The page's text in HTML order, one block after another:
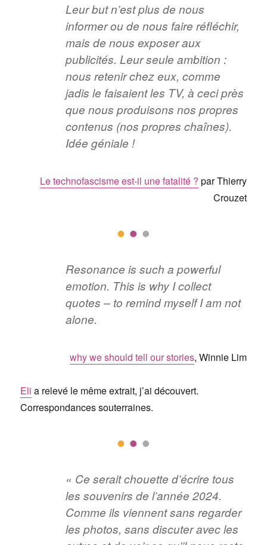
Leur but n’est plus de nous
informer ou de nous faire réfléchir,
mais de nous exposer aux
publicités. Leur seule ambition :
nous retenir chez eux, comme
jadis le faisaient les TV, à ceci près
que nous produisons nos propres
contenus (nos propres chaînes).
Idée géniale !
Le technofascisme est-il une fatalité ? par Thierry
Crouzet
Resonance is such a powerful
emotion. This is why I collect
quotes – to remind myself I am not
alone.
why we should tell our stories, Winnie Lim
Eli a relevé le même extrait, j’ai découvert.
Correspondances souterraines.
« Ce serait chouette d’écrire tous
les souvenirs de l’année 2024.
Comme ils viennent sans regarder
les photos, sans discuter avec les